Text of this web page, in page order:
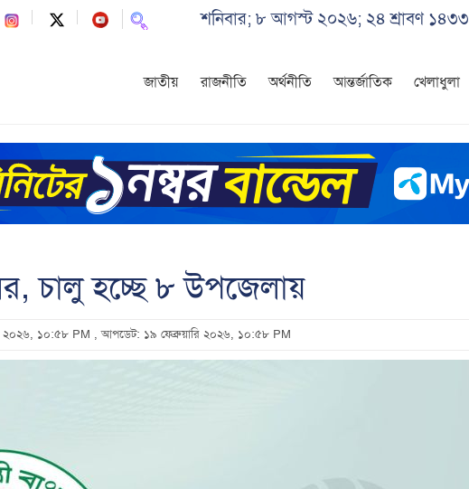
শনিবার; ৮ আগস্ট ২০২৬; ২৪ শ্রাবণ ১৪৩৩
জাতীয় রাজনীতি অর্থনীতি আন্তর্জাতিক খেলাধুলা
চালু হচ্ছে ৮ উপজেলায়
২০২৬, ১০:৫৮ PM , আপডেট: ১৯ ফেব্রুয়ারি ২০২৬, ১০:৫৮ PM